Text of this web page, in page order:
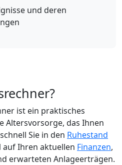
und deren
ist ein praktisches
Altersvorsorge, das Ihnen
Sie in den Ruhestand
auf Ihren aktuellen Finanzen,
erwarteten Anlageerträgen.